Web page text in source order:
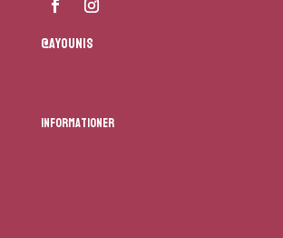
@ayounis
Informationer